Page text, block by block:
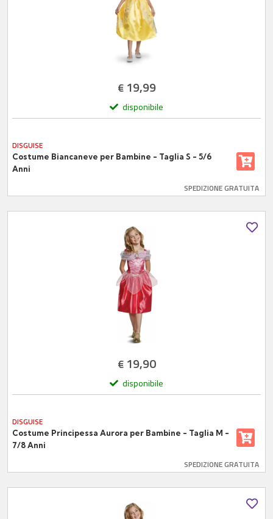
€19,99
disponibile
DISGUISE
Costume Biancaneve per Bambine - Taglia S - 5/6
Anni
SPEDIZIONE GRATUITA
€19,90
disponibile
DISGUISE
Costume Principessa Aurora per Bambine - Taglia M -
7/8 Anni
SPEDIZIONE GRATUITA